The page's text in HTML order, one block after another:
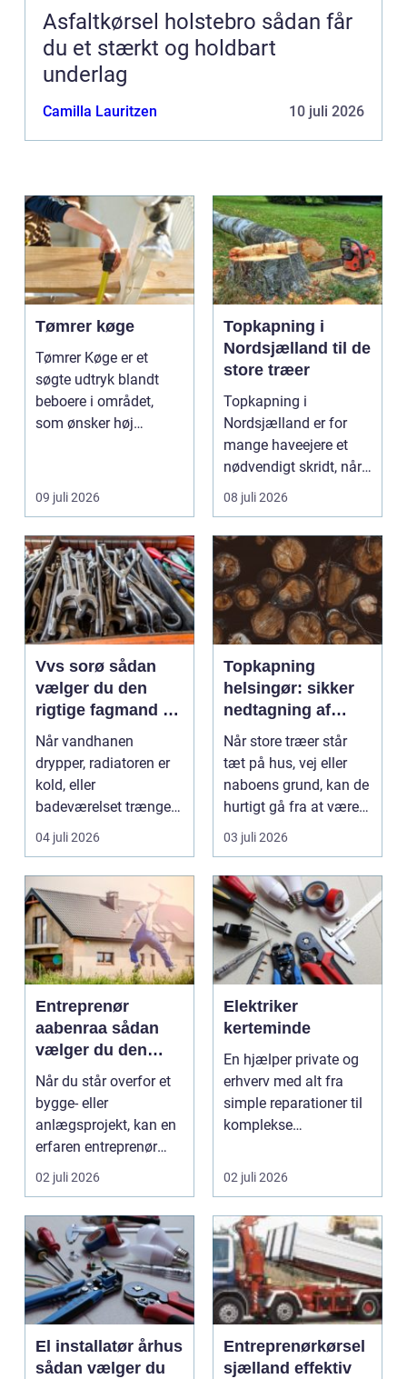
Asfaltkørsel holstebro sådan får
du et stærkt og holdbart
underlag
Camilla Lauritzen 10 juli 2026
Tømrer køge
Tømrer Køge er et
søgte udtryk blandt
beboere i området,
som ønsker høj
09 juli 2026
Topkapning i
Nordsjælland til de
store træer
Topkapning i
Nordsjælland er for
mange haveejere et
nødvendigt skridt, når
store ...
08 juli 2026
Vvs sorø sådan
vælger du den
rigtige fagmand til
vand, varme og
energi
Når vandhanen
drypper, radiatoren er
kold, eller
badeværelset trænger
til en gennemgribende
renoveri...
04 juli 2026
Topkapning
helsingør: sikker
nedtagning af
store og
besværlige træer
Når store træer står
tæt på hus, vej eller
naboens grund, kan de
hurtigt gå fra at være
smukke til a...
03 juli 2026
Entreprenør
aabenraa sådan
vælger du den
rette til dit projekt
Når du står overfor et
bygge- eller
anlægsprojekt, kan en
erfaren entreprenør
Aabenraa være
forskell...
02 juli 2026
Elektriker
kerteminde
En hjælper private og
erhverv med alt fra
simple reparationer til
komplekse
02 juli 2026
El installatør århus
sådan vælger du
Entreprenørkørsel
sjælland effektiv